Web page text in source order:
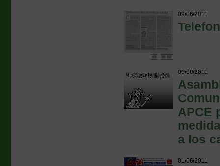
09/06/2011
06/06/2011
APCE
a los
01/06/2011